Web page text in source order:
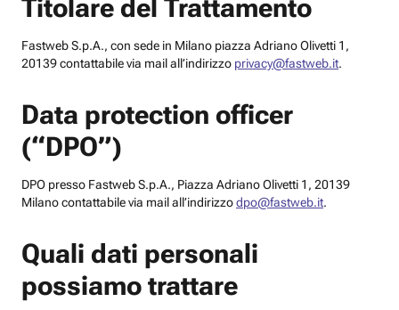
Titolare del Trattamento
Fastweb S.p.A., con sede in Milano piazza Adriano Olivetti 1,
20139 contattabile via mail all’indirizzo privacy@fastweb.it.
Data protection officer
(“DPO”)
DPO presso Fastweb S.p.A., Piazza Adriano Olivetti 1, 20139
Milano contattabile via mail all’indirizzodpo@fastweb.it.
Quali dati personali
possiamo trattare